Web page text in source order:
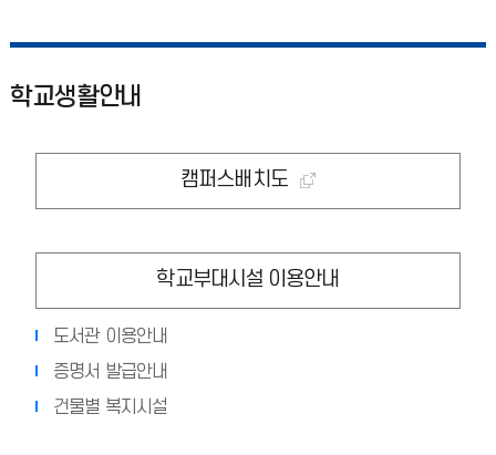
학교생활안내
캠퍼스배치도
학교부대시설 이용안내
도서관 이용안내
증명서 발급안내
건물별 복지시설